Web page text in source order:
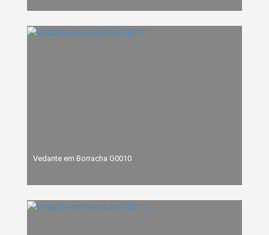
Vedante em Borracha G0010